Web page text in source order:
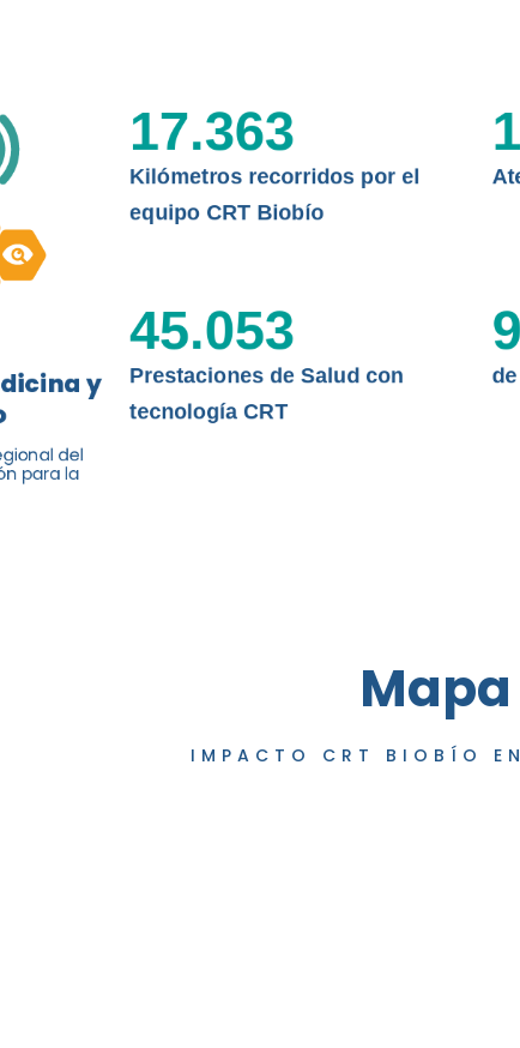
ABORDAJE
MDPA
la salud digital a los habitantes...
y
del
para la
Kilómetros recorridos por el
equipo CRT Biobío
17.363
Prestaciones de Salud con
tecnología CRT
45.053
Mapa
IMPACTO CRT BIOBÍO